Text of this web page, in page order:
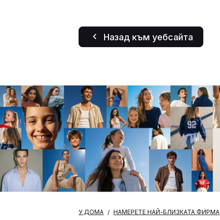
Назад към уебсайта
У ДОМА НАМЕРЕТЕ НАЙ-БЛИЗКАТА ФИРМА